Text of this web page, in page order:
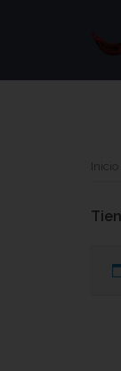
Inicio